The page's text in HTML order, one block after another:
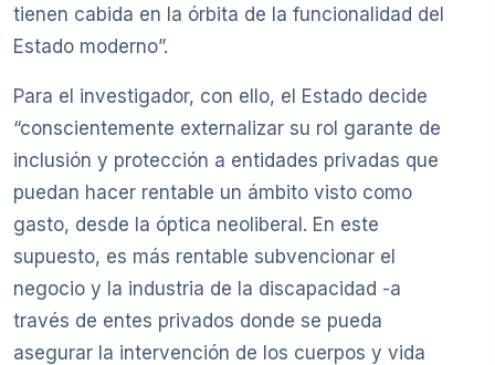
tienen cabida en la órbita de la funcionalidad del
Estado moderno”.
Para el investigador, con ello, el Estado decide
“conscientemente externalizar su rol garante de
inclusión y protección a entidades privadas que
puedan hacer rentable un ámbito visto como
gasto, desde la óptica neoliberal. En este
supuesto, es más rentable subvencionar el
negocio y la industria de la discapacidad -a
través de entes privados donde se pueda
asegurar la intervención de los cuerpos y vida